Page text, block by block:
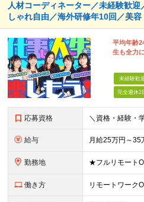
人材コーディネーター／未経験歓
しゃれ自由／海外研修年10回／美容
平均年齢
生も全力
未経験歓
完全週休2
応募資格
給与
勤務地
働き方 リモートワーク